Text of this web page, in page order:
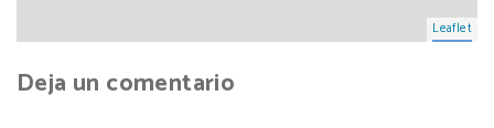
Leaflet
Deja un comentario